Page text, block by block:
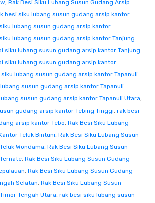
, Rak Besi Siku Lubang Susun Gudang Arsip
besi siku lubang susun gudang arsip kantor
lubang susun gudang arsip kantor
lubang susun gudang arsip kantor Tanjung
siku lubang susun gudang arsip kantor Tanjung
siku lubang susun gudang arsip kantor
siku lubang susun gudang arsip kantor Tapanuli
susun gudang arsip kantor Tapanuli
susun gudang arsip kantor Tapanuli Utara,
gudang arsip kantor Tebing Tinggi, rak besi
arsip kantor Tebo, Rak Besi Siku Lubang
Teluk Bintuni, Rak Besi Siku Lubang Susun
Wondama, Rak Besi Siku Lubang Susun
, Rak Besi Siku Lubang Susun Gudang
, Rak Besi Siku Lubang Susun Gudang
Selatan, Rak Besi Siku Lubang Susun
Tengah Utara, rak besi siku lubang susun